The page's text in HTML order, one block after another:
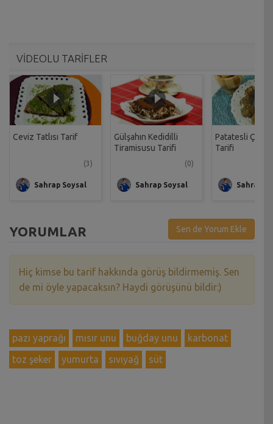
VİDEOLU TARİFLER
Ceviz Tatlısı Tarif
(3)
Sahrap Soysal
Gülşahın Kedidilli
Tiramisusu Tarifi
(0)
Sahrap Soysal
Patatesli Çıtır
Tarifi
Sahrap
YORUMLAR Sen de Yorum Ekle
Hiç kimse bu tarif hakkında görüş bildirmemiş. Sen
de mi öyle yapacaksın? Haydi görüşünü bildir:)
pazı yaprağı mısır unu buğday unu
karbonat
toz şeker
yumurta sıvıyağ süt